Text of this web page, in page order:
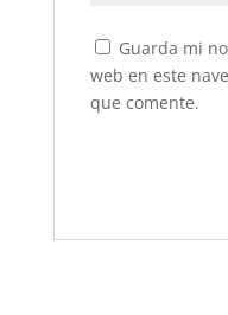
Guarda mi
web en este
que comente.